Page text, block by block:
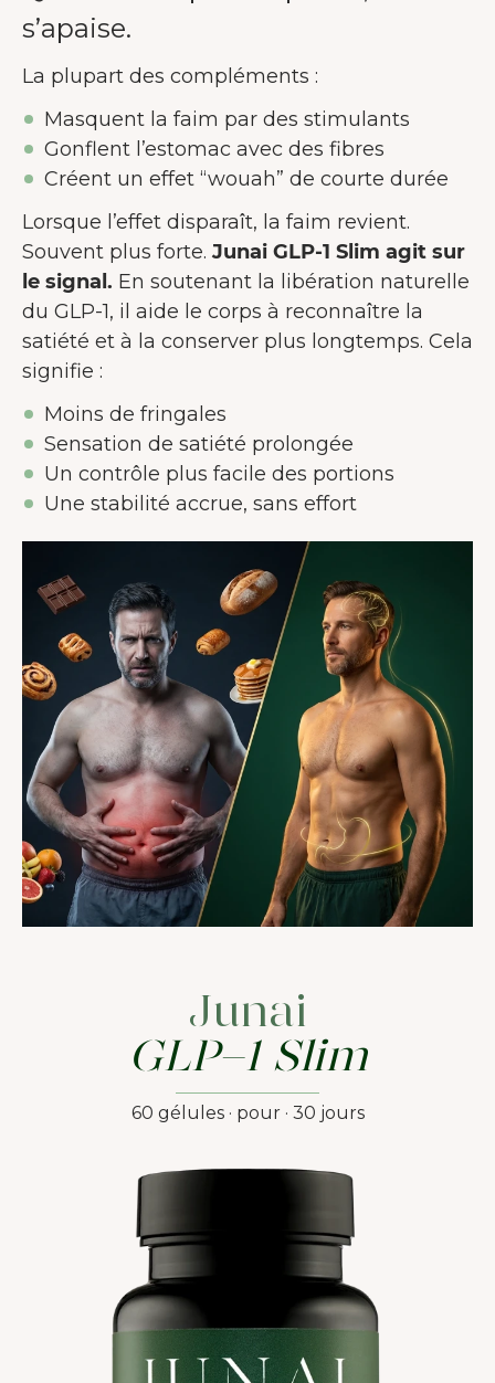
s’apaise.
La plupart des compléments :
Masquent la faim par des stimulants
Gonflent l’estomac avec des fibres
Créent un effet “wouah” de courte durée
Lorsque l’effet disparaît, la faim revient.
Souvent plus forte. Junai GLP-1 Slim agit sur
le signal. En soutenant la libération naturelle
du GLP-1, il aide le corps à reconnaître la
satiété et à la conserver plus longtemps. Cela
signifie :
Moins de fringales
Sensation de satiété prolongée
Un contrôle plus facile des portions
Une stabilité accrue, sans effort
Junai
GLP-1 Slim
60 gélules · pour · 30 jours